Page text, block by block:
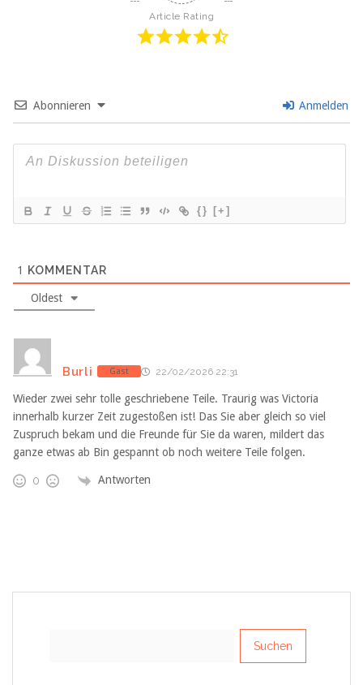
Article Rating
Abonnieren Anmelden
{} [+]
1 KOMMENTAR
Oldest
Burli Gast 22/02/2026 22:31
Wieder zwei sehr tolle geschriebene Teile. Traurig was Victoria
innerhalb kurzer Zeit zugestoßen ist! Das Sie aber gleich so viel
Zuspruch bekam und die Freunde für Sie da waren, mildert das
ganze etwas ab Bin gespannt ob noch weitere Teile folgen.
0 Antworten